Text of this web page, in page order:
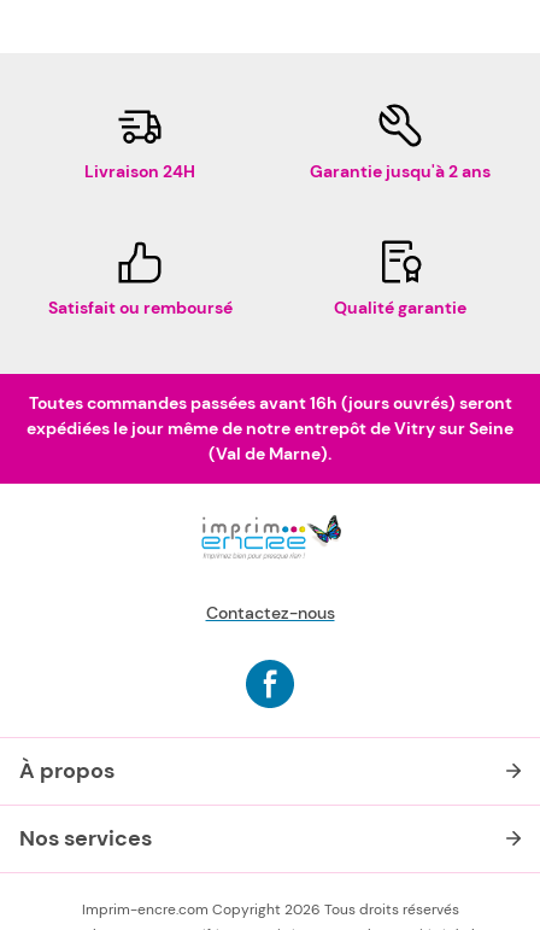
Livraison 24H Garantie jusqu'à 2 ans
Satisfait ou remboursé Qualité garantie
Toutes commandes passées avant 16h (jours ouvrés) seront
expédiées le jour même de notre entrepôt de Vitry sur Seine
(Val de Marne).
Contactez-nous
À propos
Nos services
Imprim-encre.com Copyright 2026 Tous droits réservés